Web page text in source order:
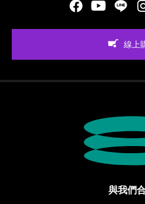
FacebookYoutube
線上
與我們